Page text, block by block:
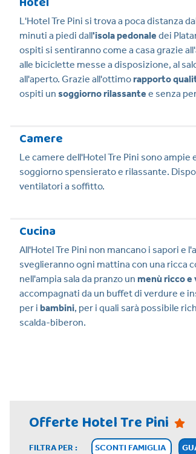
L'Hotel Tre Pini si trova a poca distanza
minuti a piedi dall'isola pedonale dei
ospiti si sentiranno come a casa grazie
alle biciclette messe a disposizione, al
all'aperto. Grazie all'ottimorapporto
ospiti un soggiorno rilassante e senza
Camere
Le camere dell'Hotel Tre Pini sono ampie
soggiorno spensierato e rilassante.
ventilatori a soffitto.
Cucina
All'Hotel Tre Pini non mancano i sapori e
sveglieranno ogni mattina con una ricca
nell'ampia sala da pranzo un menù ricco e
accompagnati da un buffet di verdure e
per i bambini, per i quali sarà possibile
scalda-biberon.
Offerte Hotel Tre Pini
FILTRA PER : SCONTI FAMIGLIA